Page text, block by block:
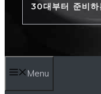
30대부터 준비
Menu